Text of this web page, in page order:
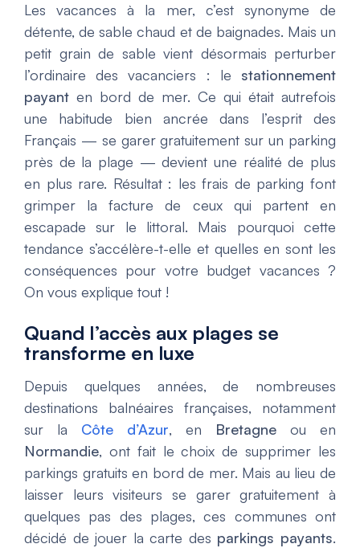
Les vacances à la mer, c’est synonyme de
détente, de sable chaud et de baignades. Mais un
petit grain de sable vient désormais perturber
l’ordinaire des vacanciers : le stationnement
payant en bord de mer. Ce qui était autrefois
une habitude bien ancrée dans l’esprit des
Français — se garer gratuitement sur un parking
près de la plage — devient une réalité de plus
en plus rare. Résultat : les frais de parking font
grimper la facture de ceux qui partent en
escapade sur le littoral. Mais pourquoi cette
tendance s’accélère-t-elle et quelles en sont les
conséquences pour votre budget vacances ?
On vous explique tout !
Quand l’accès aux plages se
transforme en luxe
Depuis quelques années, de nombreuses
destinations balnéaires françaises, notamment
sur la Côte d’Azur, en Bretagne ou en
Normandie, ont fait le choix de supprimer les
parkings gratuits en bord de mer. Mais au lieu de
laisser leurs visiteurs se garer gratuitement à
quelques pas des plages, ces communes ont
décidé de jouer la carte des parkings payants.